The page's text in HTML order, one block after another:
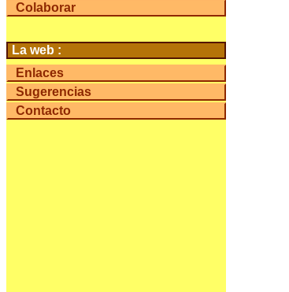
Colaborar
La web :
Enlaces
Sugerencias
Contacto